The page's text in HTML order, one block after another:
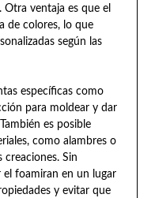
ventaja es que el
de colores, lo que
según las
específicas como
para moldear y dar
es posible
como alambres o
creaciones. Sin
el foamiran en un lugar
y evitar que